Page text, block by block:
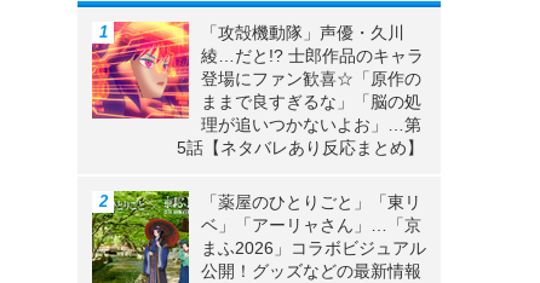
「攻殻機動隊」声優・久川
綾…だと!? 士郎作品のキャラ
登場にファン歓喜☆「原作の
ままで良すぎるな」「脳の処
理が追いつかないよお」…第
5話【ネタバレあり反応まとめ】
「薬屋のひとりごと」「東リ
ベ」「アーリャさん」…「京
まふ2026」コラボビジュアル
公開！グッズなどの最新情報